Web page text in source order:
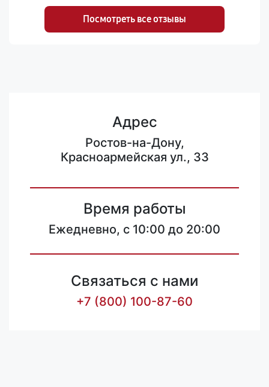
Посмотреть все отзывы
Адрес
Ростов-на-Дону,
Красноармейская ул., 33
Время работы
Ежедневно, с 10:00 до 20:00
Связаться с нами
+7 (800) 100-87-60